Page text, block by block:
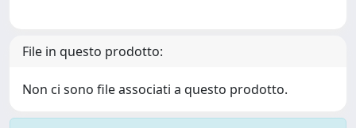
File in questo prodotto:
Non ci sono file associati a questo prodotto.